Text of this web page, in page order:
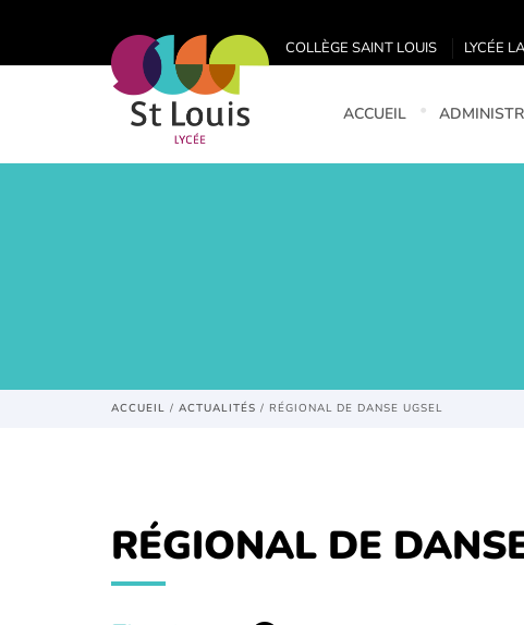
COLLÈGE SAINT LOUIS LYCÉE
ACCUEIL
ACCUEIL / ACTUALITÉS / RÉGIONAL DE DANSE UGSEL
RÉGIONAL DE